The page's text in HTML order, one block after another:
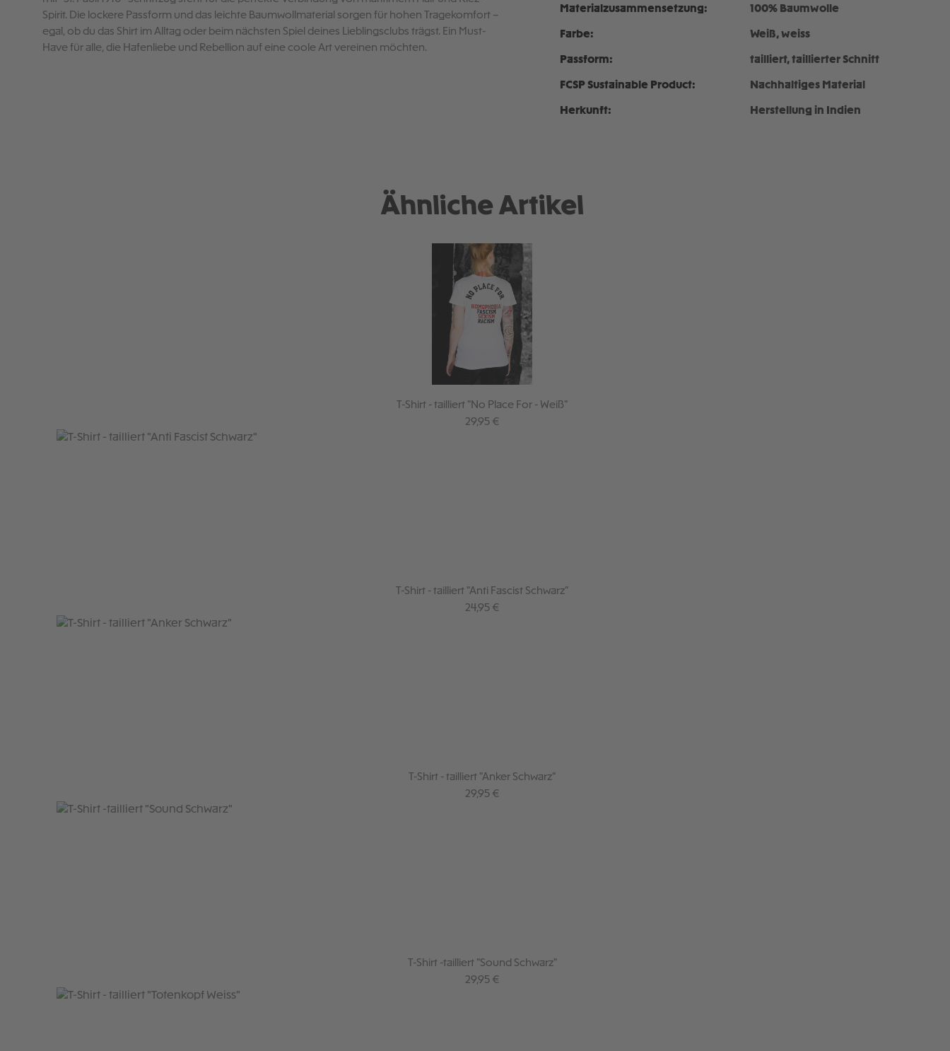
Spirit. Die lockere Passform und das leichte Baumwollmaterial sorgen für hohen Tragekomfort –
egal, ob du das Shirt im Alltag oder beim nächsten Spiel deines Lieblingsclubs trägst. Ein Must-
Have für alle, die Hafenliebe und Rebellion auf eine coole Art vereinen möchten.
Materialzusammensetzung: 100% Baumwolle
Farbe: Weiß, weiss
Passform: tailliert, taillierter Schnitt
FCSP Sustainable Product: Nachhaltiges Material
Herkunft: Herstellung in Indien
Ähnliche Artikel
T-Shirt - tailliert "No Place For - Weiß"
Regulärer Preis:
29,95 €
T-Shirt - tailliert "Anti Fascist Schwarz"
Regulärer Preis:
24,95 €
T-Shirt - tailliert "Anker Schwarz"
Regulärer Preis:
29,95 €
T-Shirt -tailliert "Sound Schwarz"
Regulärer Preis:
29,95 €